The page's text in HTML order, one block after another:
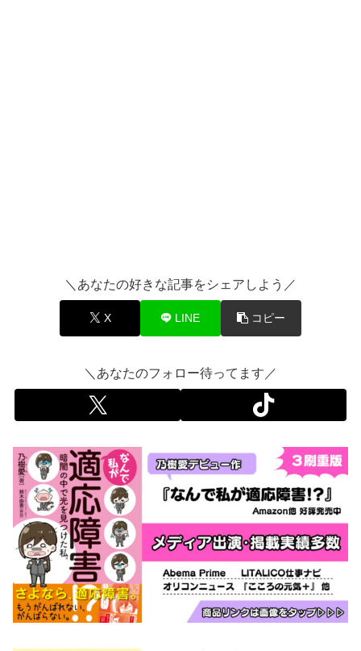
＼あなたの好きな記事をシェアしよう／
X LINE コピー
＼あなたのフォロー待ってます／